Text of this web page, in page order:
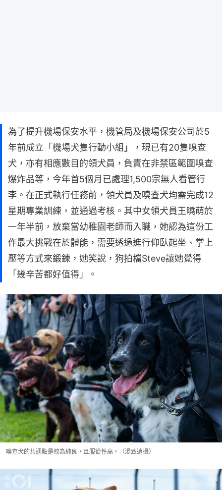
為了提升機場保安水平，機管局及機場保安公司於5
年前成立「機場犬隻行動小組」，現已有20隻嗅查
犬，亦有相應數目的領犬員，負責在非禁區範圍嗅查
爆炸品等，今年首5個月已處理1,500宗無人看管行
李。在正式執行任務前，領犬員及嗅查犬均需完成12
星期專業訓練，並通過考核。其中女領犬員王曉萌於
一年半前，放棄當幼稚園老師而入職，她認為這份工
作最大挑戰在於體能，需要透過進行仰臥起坐、掌上
壓等方式來鍛鍊，她笑說，狗拍檔Steve讓她覺得
「幾辛苦都好值得」。
嗅查犬的共通點是較為純良，且服從性高。（湯致遠攝）